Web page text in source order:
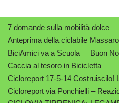
7 domande sulla mobilità dolce
Anteprima della ciclabile
BiciAmici va a Scuola
Buon
Caccia al tesoro in Bicicletta
Cicloreport 17-5-14 Costruiscilo!
Cicloreport via Ponchielli –